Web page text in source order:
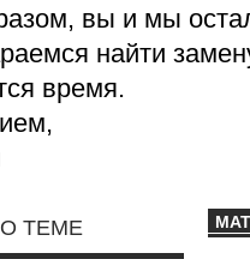
вы и мы
найти
время.
ТЕМЕ